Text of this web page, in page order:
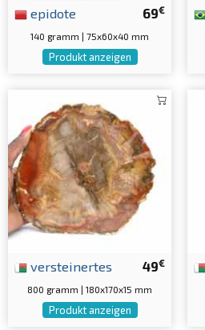
69€
epidote
140 gramm | 75x60x40 mm
Produkt anzeigen
49€
versteinertes
800 gramm | 180x170x15 mm
Produkt anzeigen